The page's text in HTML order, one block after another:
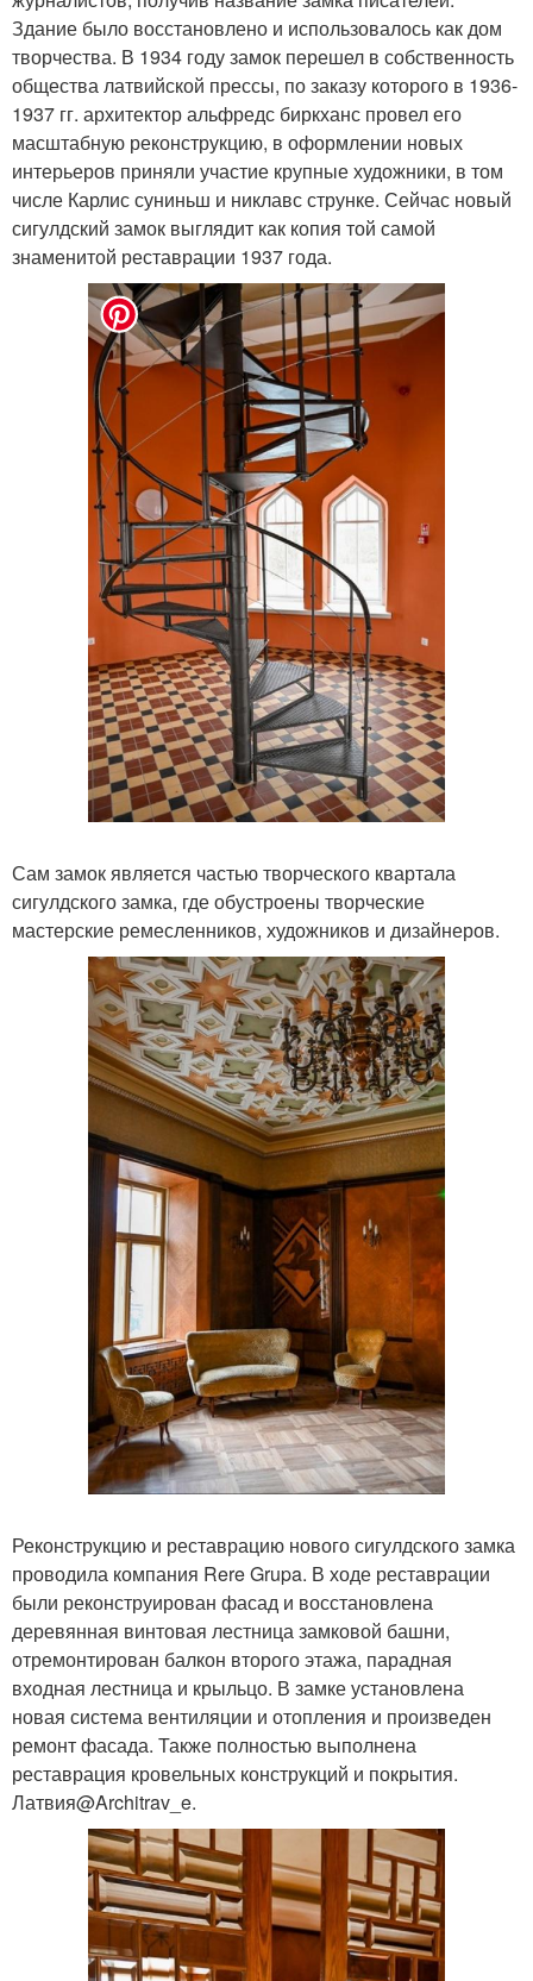
Здание было восстановлено и использовалось как дом
творчества. В 1934 году замок перешел в собственность
общества латвийской прессы, по заказу которого в 1936-
1937 гг. архитектор альфредс биркханс провел его
масштабную реконструкцию, в оформлении новых
интерьеров приняли участие крупные художники, в том
числе Карлис суниньш и никлавс струнке. Сейчас новый
сигулдский замок выглядит как копия той самой
знаменитой реставрации 1937 года.
Сам замок является частью творческого квартала
сигулдского замка, где обустроены творческие
мастерские ремесленников, художников и дизайнеров.
Реконструкцию и реставрацию нового сигулдского замка
проводила компания Rere Grupa. В ходе реставрации
были реконструирован фасад и восстановлена
деревянная винтовая лестница замковой башни,
отремонтирован балкон второго этажа, парадная
входная лестница и крыльцо. В замке установлена
новая система вентиляции и отопления и произведен
ремонт фасада. Также полностью выполнена
реставрация кровельных конструкций и покрытия.
Латвия@Architrav_e.